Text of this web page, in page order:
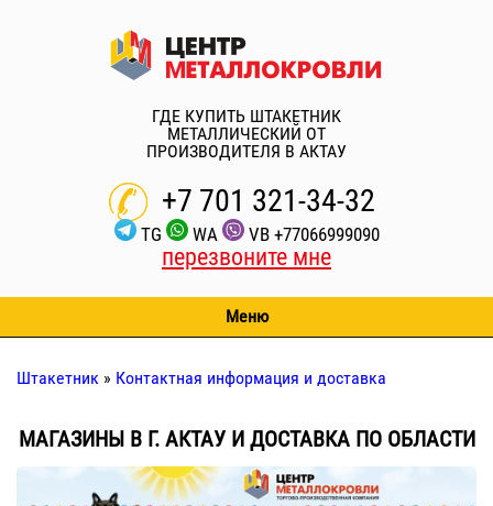
ГДЕ КУПИТЬ ШТАКЕТНИК
МЕТАЛЛИЧЕСКИЙ ОТ
ПРОИЗВОДИТЕЛЯ В АКТАУ
+7 701 321-34-32
TG WA VB+77066999090
перезвоните мне
Меню
Штакетник » Контактная информация и доставка
МАГАЗИНЫ В Г. АКТАУИ ДОСТАВКА ПО ОБЛАСТИ